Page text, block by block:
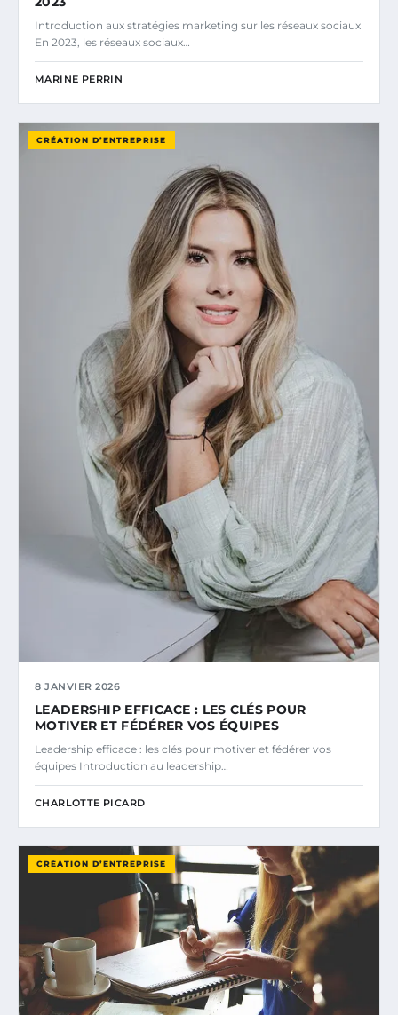
Introduction aux stratégies marketing sur les réseaux sociaux
En 2023, les réseaux sociaux…
MARINE PERRIN
CRÉATION D’ENTREPRISE
8 JANVIER 2026
LEADERSHIP EFFICACE : LES CLÉS POUR
MOTIVER ET FÉDÉRER VOS ÉQUIPES
Leadership efficace : les clés pour motiver et fédérer vos
équipes Introduction au leadership…
CHARLOTTE PICARD
CRÉATION D’ENTREPRISE